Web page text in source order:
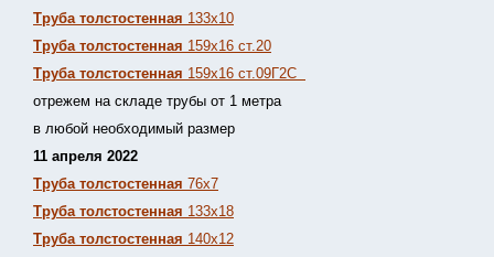
Труба толстостенная 133х10
Труба толстостенная 159х16 ст.20
Труба толстостенная 159х16 ст.09Г2С
отрежем на складе трубы от 1 метра
в любой необходимый размер
11 апреля 2022
Труба толстостенная 76х7
Труба толстостенная 133х18
Труба толстостенная 140х12